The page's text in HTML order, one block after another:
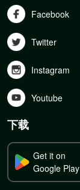
Facebook
Twitter
Instagram
Youtube
下载
Get it on
Google Play